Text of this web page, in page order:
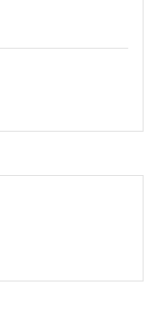
リーニング【遊佐
】
佐宏介】
の解析【樽本雄介，
雄一郎，前田高宏】
探索【牧野晶子】